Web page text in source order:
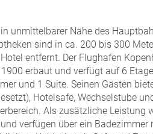
unmittelbarer Nähe des
sind in ca. 200 bis 300
entfernt. Der Flughafen
erbaut und verfügt auf 6
und 1 Suite. Seinen Gästen
Hotelsafe, Wechselstube
Als zusätzliche Leistung
verfügen über ein Badezimmer